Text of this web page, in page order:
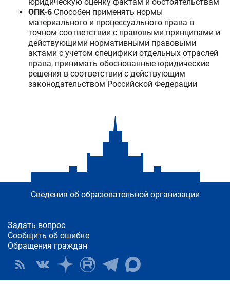
ОПК-6 Способен применять нормы
материального и процессуального права в
точном соответствии с правовыми принципами и
действующими нормативными правовыми
актами с учетом специфики отдельных отраслей
права, принимать обоснованные юридические
решения в соответствии с действующим
законодательством Российской Федерации
Сведения об образовательной организации
Задать вопрос
Сообщить об ошибке
Обращения граждан